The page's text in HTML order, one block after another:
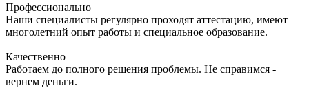
Профессионально
Наши специалисты регулярно проходят аттестацию, имеют
многолетний опыт работы и специальное образование.
Качественно
Работаем до полного решения проблемы. Не справимся -
вернем деньги.